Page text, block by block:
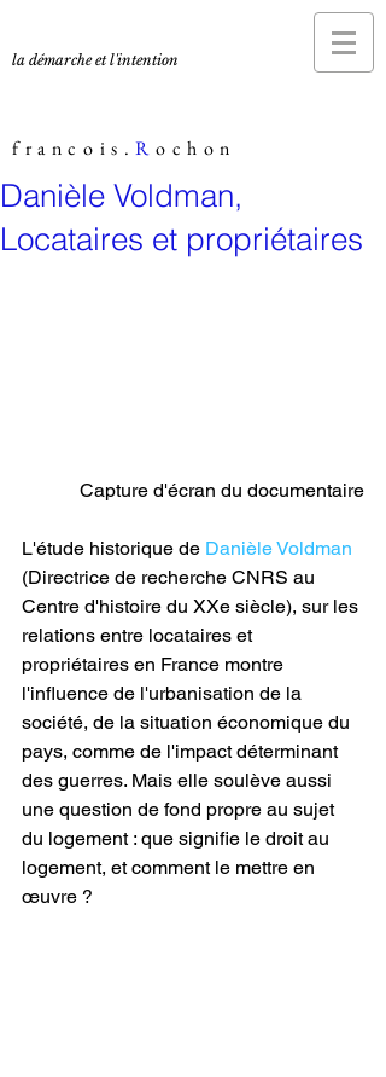
la démarche et l'intention
francois.Rochon
Danièle Voldman,
Locataires et propriétaires
Capture d'écran du documentaire
L'étude historique de Danièle Voldman
(Directrice de recherche CNRS au
Centre d'histoire du XXe siècle), sur les
relations entre locataires et
propriétaires en France montre
l'influence de l'urbanisation de la
société, de la situation économique du
pays, comme de l'impact déterminant
des guerres. Mais elle soulève aussi
une question de fond propre au sujet
du logement : que signifie le droit au
logement, et comment le mettre en
œuvre ?